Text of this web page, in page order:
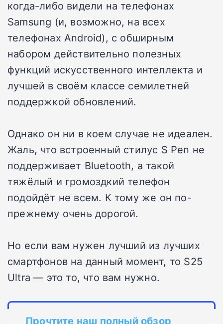
когда-либо видели на телефонах
Samsung (и, возможно, на всех
телефонах Android), с обширным
набором действительно полезных
функций искусственного интеллекта и
лучшей в своём классе семилетней
поддержкой обновлений.
Однако он ни в коем случае не идеален.
Жаль, что встроенный стилус S Pen не
поддерживает Bluetooth, а такой
тяжёлый и громоздкий телефон
подойдёт не всем. К тому же он по-
прежнему очень дорогой.
Но если вам нужен лучший из лучших
смартфонов на данный момент, то S25
Ultra — это то, что вам нужно.
Прочтите наш полный обзор